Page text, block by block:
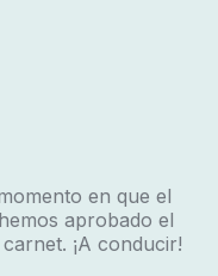
en que el
aprobado el
¡A conducir!